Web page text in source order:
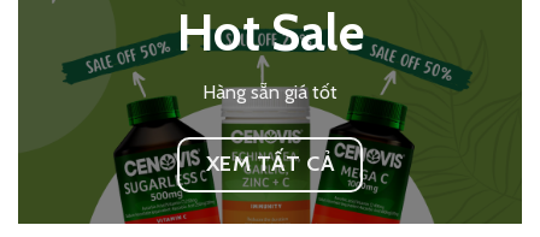
Hot Sale
Hàng sẵn giá tốt
XEM TẤT CẢ